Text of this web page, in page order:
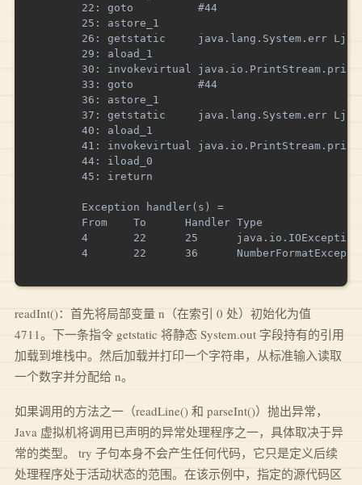
        22: goto          #44
        25: astore_1
26: getstatic     java.lang.System.err
        29: aload_1
30: invokevirtual
        33: goto          #44
        36: astore_1
37: getstatic     java.lang.System.err
        40: aload_1
41: invokevirtual
        44: iload_0
        45: ireturn
        Exception handler(s) =
        From    To      Handler Type
4       22      25
4       22      36
readInt()：首先将局部变量 n（在索引 0 处）初始化为值
4711。下一条指令 getstatic 将静态 System.out 字段持有的引用
加载到堆栈中。然后加载并打印一个字符串，从标准输入读取
一个数字并分配给 n。
如果调用的方法之一（readLine() 和 parseInt()）抛出异常，
Java 虚拟机将调用已声明的异常处理程序之一，具体取决于异
常的类型。 try 子句本身不会产生任何代码，它只是定义后续
处理程序处于活动状态的范围。在该示例中，指定的源代码区